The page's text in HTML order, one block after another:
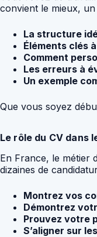
convient le mieux, un
La structure
Éléments clés
Comment
Les erreurs à
Un exemple
Que vous soyez
Le rôle du CV dans
En France, le métier
dizaines de
Montrez vos
Démontrez
Prouvez votre
S’aligner sur